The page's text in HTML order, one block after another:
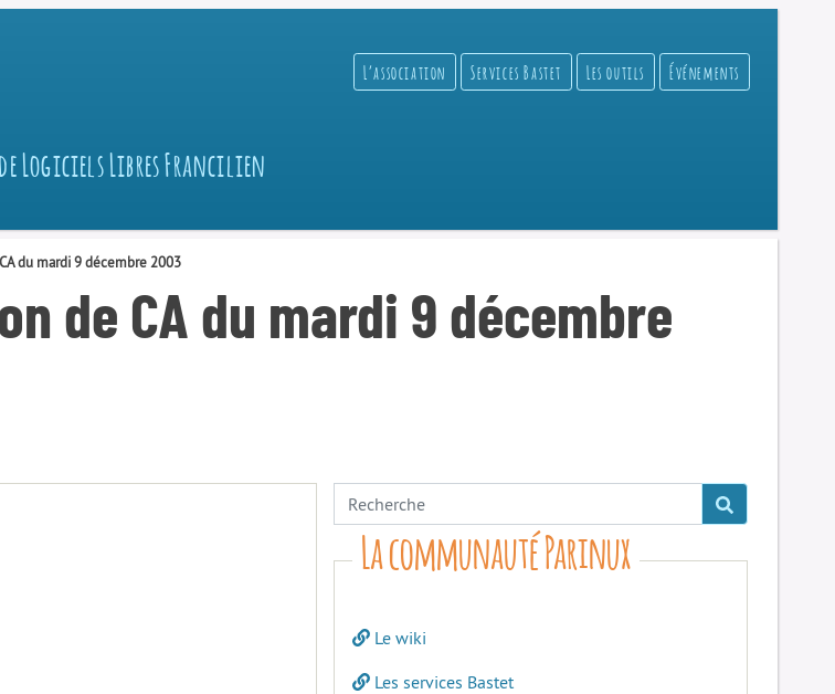
Logiciels Libres Francilien
L’association Services Bastet Les outils Événements
du mardi 9 décembre 2003
de CA du mardi 9 décembre
La communauté Parinux
Le wiki
Les services Bastet